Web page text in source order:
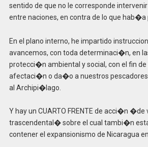
sentido de que no le corresponde
entre naciones, en contra de lo que hab�a
En el plano interno, he impartido
avancemos, con toda determinaci�n, en
protecci�n ambiental y social, con el fin
afectaci�n o da�o a nuestros pescadores
al Archipi�lago.
Y hay un CUARTO FRENTE de acci�n
trascendental� sobre el cual tambi�n
contener el expansionismo de Nicaragua